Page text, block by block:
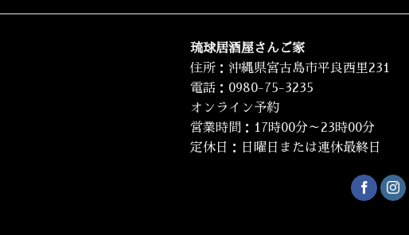
琉球居酒屋さんご家
住所：沖縄県宮古島市平良西里231
電話：0980-75-3235
オンライン予約
営業時間：17時00分～23時00分
定休日：日曜日または連休最終日